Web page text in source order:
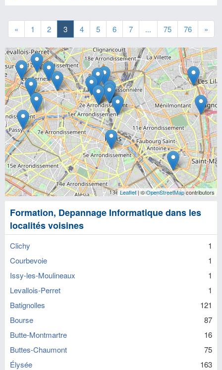
« 1 2 3 4 5 6 7 ... 75 76 »
Leaflet| ©OpenStreetMapcontributors
Formation, Depannage Informatique dans les
localités voisines
Clichy
1
Courbevoie
1
Issy-les-Moulineaux
1
Levallois-Perret
1
Batignolles
121
Bourse
87
Butte-Montmartre
16
Buttes-Chaumont
75
Élysée
163